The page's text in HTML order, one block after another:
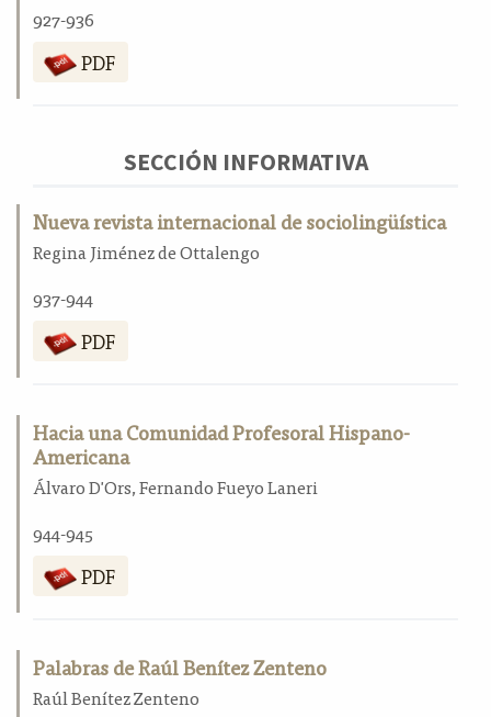
927-936
PDF
SECCIÓN INFORMATIVA
Nueva revista internacional de sociolingüística
Regina Jiménez de Ottalengo
937-944
PDF
Hacia una Comunidad Profesoral Hispano-
Americana
Álvaro D'Ors, Fernando Fueyo Laneri
944-945
PDF
Palabras de Raúl Benítez Zenteno
Raúl Benítez Zenteno